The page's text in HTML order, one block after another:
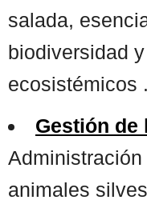
salada,
biodiversidad
ecosistémicos
Gestión de
animales